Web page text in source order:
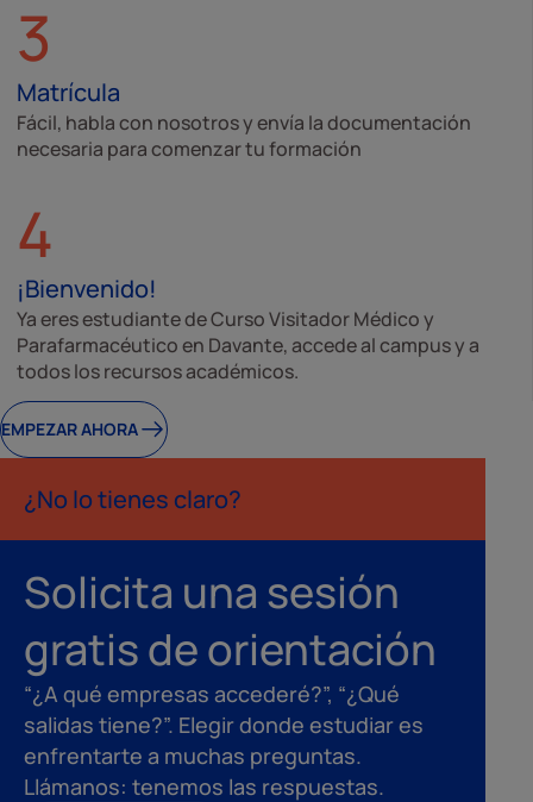
3
Matrícula
Fácil, habla con nosotros y envía la documentación
necesaria para comenzar tu formación
4
¡Bienvenido!
Ya eres estudiante de Curso Visitador Médico y
Parafarmacéutico en Davante, accede al campus y a
todos los recursos académicos.
EMPEZAR AHORA
¿No lo tienes claro?
Solicita una sesión
gratis de orientación
“¿A qué empresas accederé?”, “¿Qué
salidas tiene?”. Elegir donde estudiar es
enfrentarte a muchas preguntas.
Llámanos: tenemos las respuestas.